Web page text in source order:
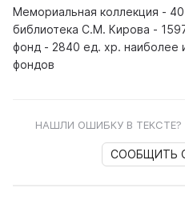
Мемориальная коллекция -
библиотека С.М. Кирова -
фонд - 2840 ед. хр. наиболее
фондов
НАШЛИ ОШИБКУ В
СООБЩИТЬ